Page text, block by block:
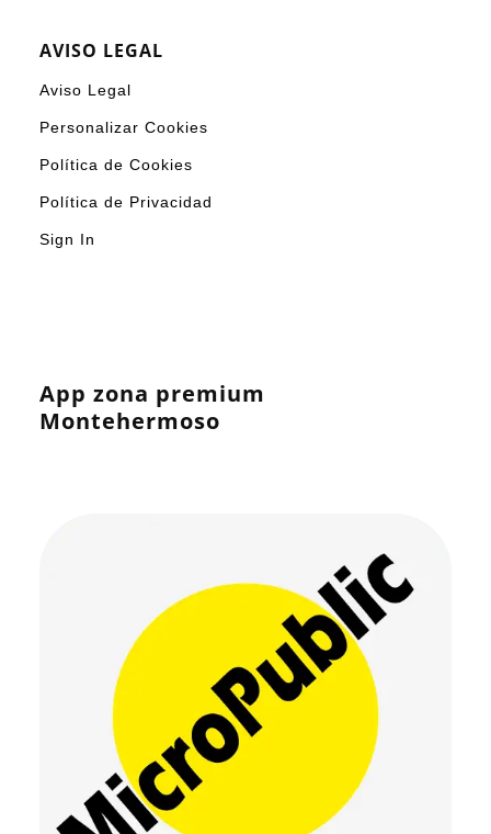
AVISO LEGAL
Aviso Legal
Personalizar Cookies
Política de Cookies
Política de Privacidad
Sign In
App zona premium
Montehermoso